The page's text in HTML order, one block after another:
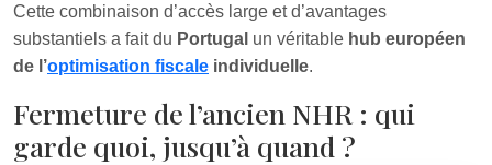
Cette combinaison d’accès large et d’avantages
substantiels a fait du Portugal un véritable hub européen
de l’optimisation fiscale individuelle.
Fermeture de l’ancien NHR : qui
garde quoi, jusqu’à quand ?